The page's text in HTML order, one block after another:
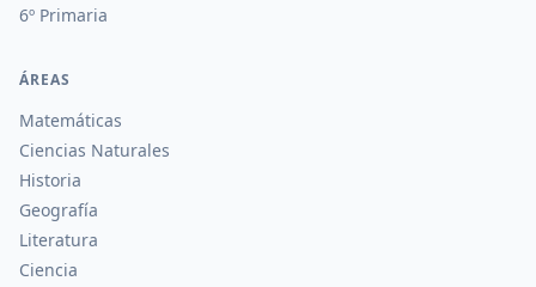
6º Primaria
ÁREAS
Matemáticas
Ciencias Naturales
Historia
Geografía
Literatura
Ciencia